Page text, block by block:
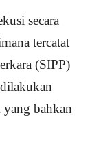
secara
tercatat
(SIPP)
yang bahkan